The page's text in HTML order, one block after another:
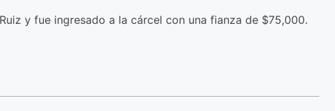
y fue ingresado a la cárcel con una fianza de $75,000.